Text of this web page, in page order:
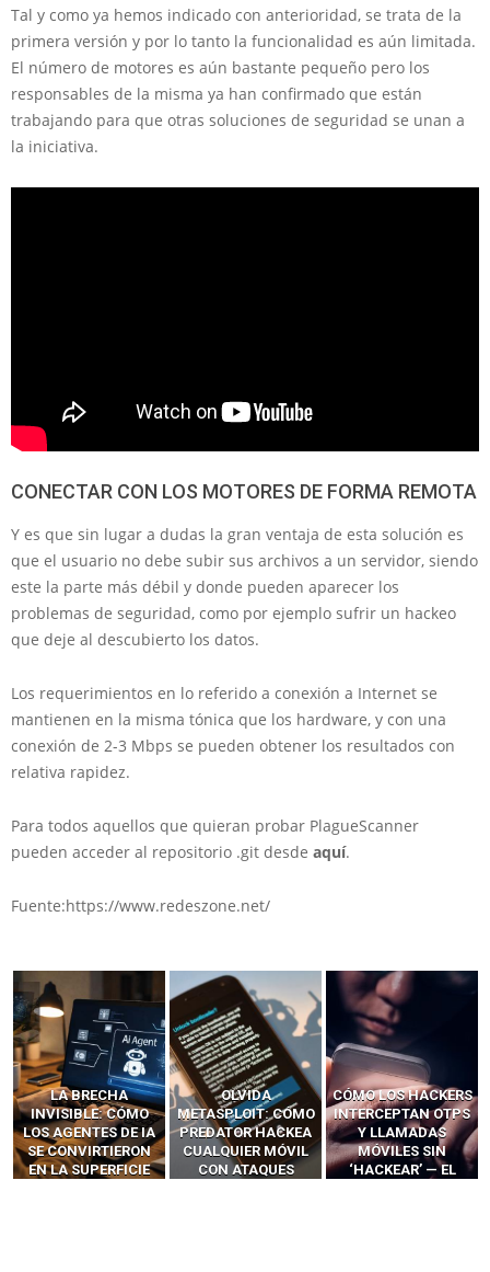
Tal y como ya hemos indicado con anterioridad, se trata de la
primera versión y por lo tanto la funcionalidad es aún limitada.
El número de motores es aún bastante pequeño pero los
responsables de la misma ya han confirmado que están
trabajando para que otras soluciones de seguridad se unan a
la iniciativa.
CONECTAR CON LOS MOTORES DE FORMA REMOTA
Y es que sin lugar a dudas la gran ventaja de esta solución es
que el usuario no debe subir sus archivos a un servidor, siendo
este la parte más débil y donde pueden aparecer los
problemas de seguridad, como por ejemplo sufrir un hackeo
que deje al descubierto los datos.
Los requerimientos en lo referido a conexión a Internet se
mantienen en la misma tónica que los hardware, y con una
conexión de 2-3 Mbps se pueden obtener los resultados con
relativa rapidez.
Para todos aquellos que quieran probar PlagueScanner
pueden acceder al repositorio .git desde aquí.
Fuente:https://www.redeszone.net/
LA BRECHA
INVISIBLE: CÓMO
LOS AGENTES DE IA
SE CONVIRTIERON
EN LA SUPERFICIE
OLVIDA
METASPLOIT: CÓMO
PREDATOR HACKEA
CUALQUIER MÓVIL
CON ATAQUES
CÓMO LOS HACKERS
INTERCEPTAN OTPS
Y LLAMADAS
MÓVILES SIN
‘HACKEAR’ — EL